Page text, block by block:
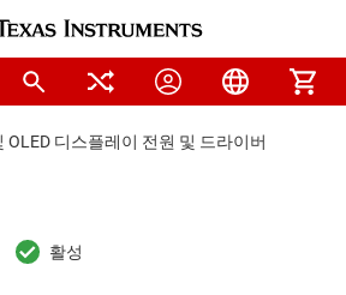
OLED 디스플레이 전원 및 드라이버